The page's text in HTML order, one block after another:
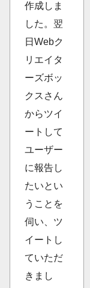
作成しま
した。翌
日Webク
リエイタ
ーズボッ
クスさん
からツイ
ートして
ユーザー
に報告し
たいとい
うことを
伺い、ツ
イートし
ていただ
きまし